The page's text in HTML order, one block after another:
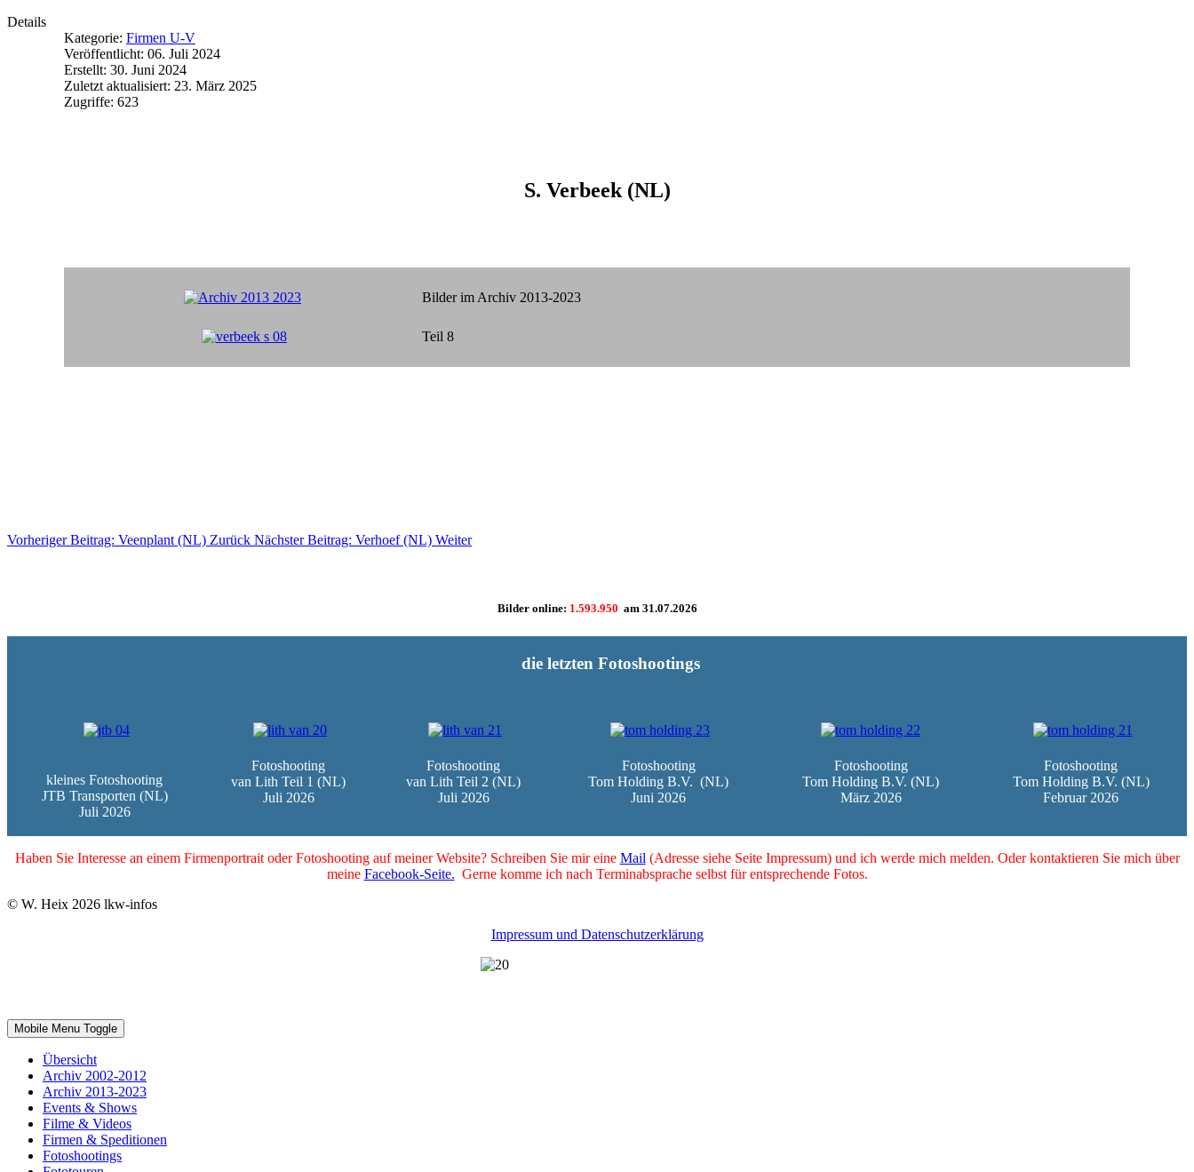
Details
Kategorie: Firmen U-V
Veröffentlicht: 06. Juli 2024
Erstellt: 30. Juni 2024
Zuletzt aktualisiert: 23. März 2025
Zugriffe: 623
S. Verbeek (NL)
Bilder im Archiv 2013-2023
Teil 8
Vorheriger Beitrag: Veenplant (NL) Zurück Nächster Beitrag: Verhoef (NL) Weiter
Bilder online: 1.593.950 am31.07.2026
die letzten Fotoshootings
kleines Fotoshooting
JTB Transporten (NL)
Juli 2026
Fotoshooting
van Lith Teil 1 (NL)
Juli 2026
Fotoshooting
van Lith Teil 2 (NL)
Juli 2026
Fotoshooting
Tom Holding B.V. (NL)
Juni 2026
Fotoshooting
Tom Holding B.V. (NL)
März 2026
Fotoshooting
Tom Holding B.V. (NL)
Februar 2026
Haben Sie Interesse an einem Firmenportrait oder Fotoshooting auf meiner Website? Schreiben Sie mir eine Mail (Adresse siehe Seite Impressum) und ich werde mich melden. Oder kontaktieren Sie mich über
meine Facebook-Seite. Gerne komme ich nach Terminabsprache selbst für entsprechende Fotos.
© W. Heix 2026 lkw-infos
Impressum und Datenschutzerklärung
Mobile Menu Toggle
Übersicht
Archiv 2002-2012
Archiv 2013-2023
Events & Shows
Filme & Videos
Firmen & Speditionen
Fotoshootings